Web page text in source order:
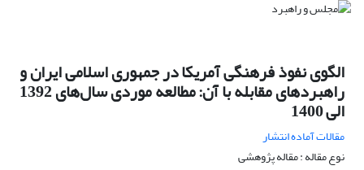
الگوی نفوذ فرهنگی آمریکا در جمهوری اسلامی ایران و
راهبردهای مقابله با آن: مطالعه موردی سال‌های 1392
الی 1400
مقالات آماده انتشار
نوع مقاله : مقاله پژوهشی